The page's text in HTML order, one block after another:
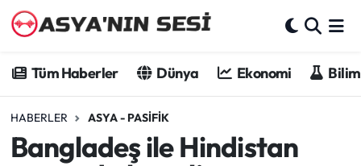
Tüm Haberler Dünya Ekonomi
HABERLER ASYA - PASIFIK
Bangladeş ile Hindistan
Dünya
Ekonomi